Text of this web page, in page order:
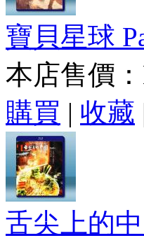
寶貝星球
本店售價：
購買 | 收藏
舌尖上的